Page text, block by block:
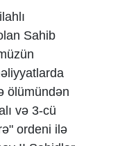
Sahib
ölümündən
və 3-cü
ordeni ilə